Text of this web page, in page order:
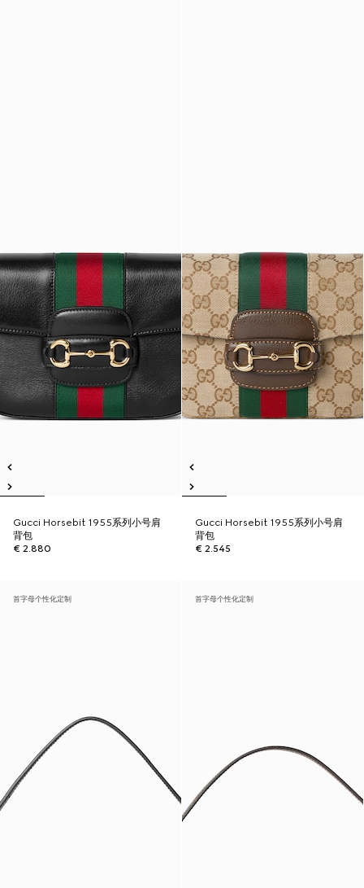
Gucci Horsebit 1955系列小号肩
背包
€ 2.880
Gucci Horsebit 1955系列小号肩
背包
€ 2.545
首字母个性化定制 首字母个性化定制